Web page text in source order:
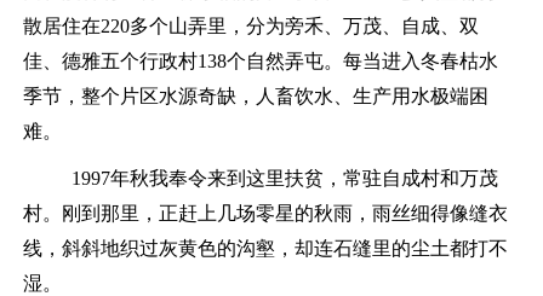
散居住在220多个山弄里，分为旁禾、万茂、自成、双
佳、德雅五个行政村138个自然弄屯。每当进入冬春枯水
季节，整个片区水源奇缺，人畜饮水、生产用水极端困
难。
1997年秋我奉令来到这里扶贫 ，常驻自成村和万茂
村。刚到那里， 正赶上几场零星的秋雨，雨丝细得像缝衣
线，斜斜地织过灰黄色的沟壑，却连石缝里的尘土都打不
湿。